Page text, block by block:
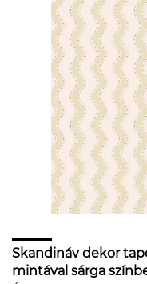
Skandináv dekor
mintával sárga